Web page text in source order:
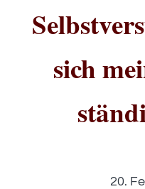
sich
20.